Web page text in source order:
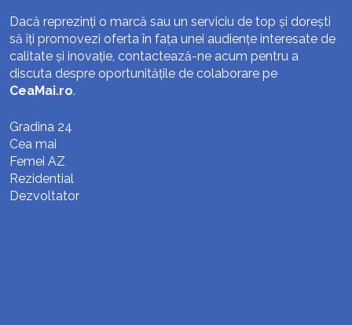
Dacă reprezinți o marcă sau un serviciu de top și dorești
să îți promovezi oferta în fața unei audiențe interesate de
calitate și inovație, contactează-ne acum pentru a
discuta despre oportunitățile de colaborare pe
CeaMai.ro.
Gradina 24
Cea mai
Femei AZ
Rezidential
Dezvoltator